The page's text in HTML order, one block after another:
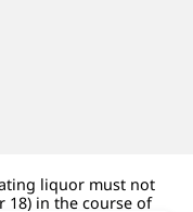
liquor must not
18) in the course of